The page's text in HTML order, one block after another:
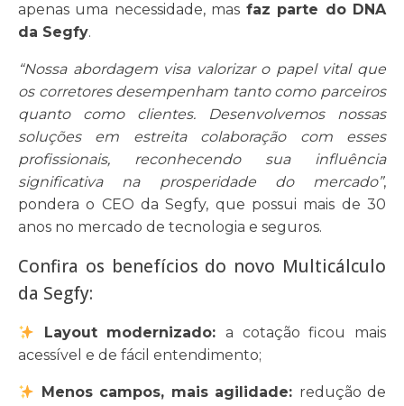
apenas uma necessidade, mas faz parte do DNA
da Segfy.
“Nossa abordagem visa valorizar o papel vital que
os corretores desempenham tanto como parceiros
quanto como clientes. Desenvolvemos nossas
soluções em estreita colaboração com esses
profissionais, reconhecendo sua influência
significativa na prosperidade do mercado”,
pondera o CEO da Segfy, que possui mais de 30
anos no mercado de tecnologia e seguros.
Confira os benefícios do novo Multicálculo
da Segfy:
Layout modernizado:a cotação ficou mais
acessível e de fácil entendimento;
Menos campos, mais agilidade: redução de